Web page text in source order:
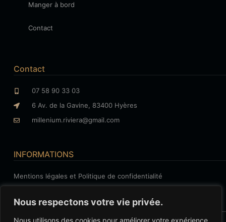
Nous respectons votre vie privée.
Nous utilisons des cookies pour améliorer votre expérience
Manger à bord
Contact
Contact
07 58 90 33 03
6 Av. de la Gavine, 83400 Hyères
millenium.riviera@gmail.com
INFORMATIONS
Mentions légales et Politique de confidentialité